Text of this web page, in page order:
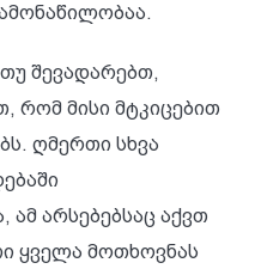
შევადარებთ,
რომ მისი მტკიცებით
ღმერთი სხვა
არსებებსაც აქვთ
ყველა მოთხოვნას